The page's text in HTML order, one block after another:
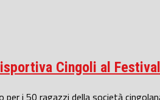
Cingoli al
i 50 ragazzi della società